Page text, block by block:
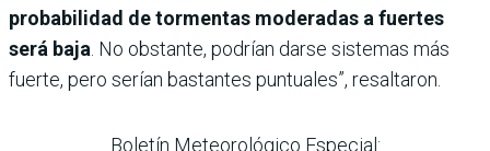
probabilidad de tormentas moderadas a fuertes
será baja . No obstante, podrían darse sistemas más
fuerte, pero serían bastantes puntuales”, resaltaron.
Boletín Meteorológico Especial: